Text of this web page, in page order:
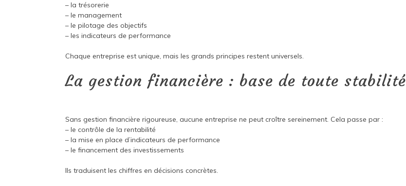
– la trésorerie
– le management
– le pilotage des objectifs
– les indicateurs de performance
Chaque entreprise est unique, mais les grands principes restent universels.
La gestion financière : base de toute stabilité
Sans gestion financière rigoureuse, aucune entreprise ne peut croître sereinement. Cela passe par :
– le contrôle de la rentabilité
– la mise en place d’indicateurs de performance
– le financement des investissements
Ils traduisent les chiffres en décisions concrètes.